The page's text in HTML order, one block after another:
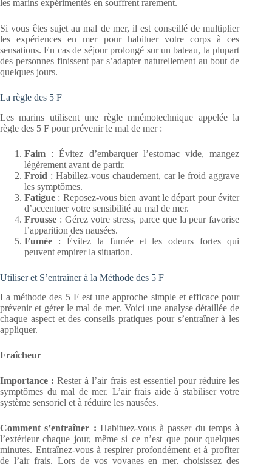
les marins expérimentés en souffrent rarement.
Si vous êtes sujet au mal de mer, il est conseillé de multiplier
les expériences en mer pour habituer votre corps à ces
sensations. En cas de séjour prolongé sur un bateau, la plupart
des personnes finissent par s’adapter naturellement au bout de
quelques jours.
La règle des 5 F
Les marins utilisent une règle mnémotechnique appelée la
règle des 5 F pour prévenir le mal de mer :
Faim : Évitez d’embarquer l’estomac vide, mangez
légèrement avant de partir.
Froid : Habillez-vous chaudement, car le froid aggrave
les symptômes.
Fatigue : Reposez-vous bien avant le départ pour éviter
d’accentuer votre sensibilité au mal de mer.
Frousse : Gérez votre stress, parce que la peur favorise
l’apparition des nausées.
Fumée : Évitez la fumée et les odeurs fortes qui
peuvent empirer la situation.
Utiliser et S’entraîner à la Méthode des 5 F
La méthode des 5 F est une approche simple et efficace pour
prévenir et gérer le mal de mer. Voici une analyse détaillée de
chaque aspect et des conseils pratiques pour s’entraîner à les
appliquer.
Fraîcheur
Importance : Rester à l’air frais est essentiel pour réduire les
symptômes du mal de mer. L’air frais aide à stabiliser votre
système sensoriel et à réduire les nausées.
Comment s’entraîner : Habituez-vous à passer du temps à
l’extérieur chaque jour, même si ce n’est que pour quelques
minutes. Entraînez-vous à respirer profondément et à profiter
de l’air frais. Lors de vos voyages en mer, choisissez des